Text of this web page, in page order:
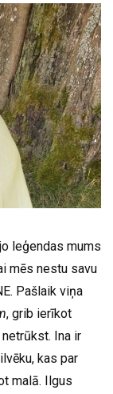
leģendas mums
mēs nestu savu
Pašlaik viņa
, grib ierīkot
Ina ir
kas par
malā. Ilgus